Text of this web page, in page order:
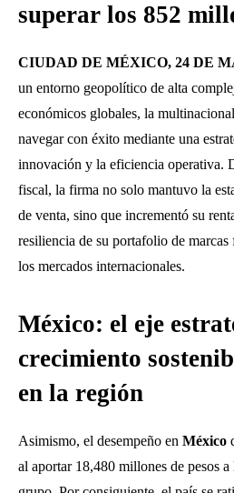
superar los 852
CIUDAD DE MÉXICO, 24 DE
un entorno geopolítico de alta
económicos globales, la multinacional
navegar con éxito mediante una
innovación y la eficiencia operativa.
fiscal, la firma no solo mantuvo la
de venta, sino que incrementó su
resiliencia de su portafolio de
los mercados internacionales.
México: el eje
crecimiento
en la región
Asimismo, el desempeño en México
al aportar 18,480 millones de pesos